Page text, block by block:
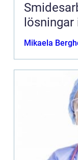
lösningar
Mikaela